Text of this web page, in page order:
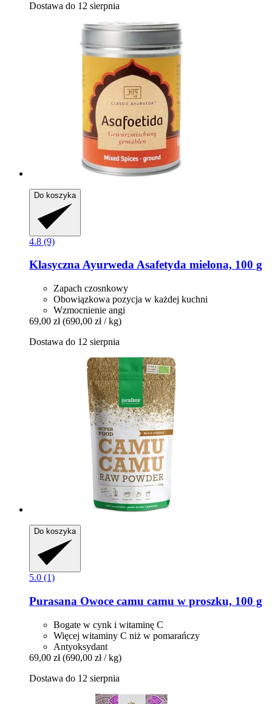
Dostawa do 12 sierpnia
Do koszyka
4.8 (9)
Klasyczna AyurwedaAsafetyda mielona, 100 g
Zapach czosnkowy
Obowiązkowa pozycja w każdej kuchni
Wzmocnienie angi
69,00 zł (690,00 zł / kg)
Dostawa do 12 sierpnia
Do koszyka
5.0 (1)
Purasana Owoce camu camu w proszku, 100 g
Bogate w cynk i witaminę C
Więcej witaminy C niż w pomarańczy
Antyoksydant
69,00 zł (690,00 zł / kg)
Dostawa do 12 sierpnia